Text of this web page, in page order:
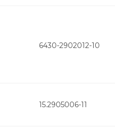
6430-2902012-10
15.2905006-11